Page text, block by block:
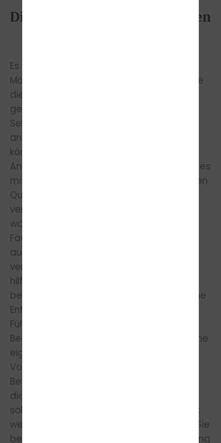
Die unterschiedlichen Formen
Es gibt heutzutage verschiedene
Möglichkeiten einer MPU-Vorbereitung, wie
die der Gruppenmaßnahmen. Dazu
gehören unter anderem die
Selbsthilfegruppen oder auch die
angeleiteten Gruppen. Darüber hinaus
können ebenfalls Einzelberatungen in
Anspruch genommen werden. Dafür gibt es
mittlerweile Anbieter mit einer spezifischen
Qualifizierung. Da sich die MPU auf
verschiedene Bereiche erstreckt, sollten
während der MPU-Vorbereitung all diese
Facetten abgedeckt werden. So können
auch die verschiedenen Formen der
verkehrspsychologischen Therapie sehr
hilfreich sein. Eines sollte sich dabei
bewusst gemacht werden; Die MPU ist eine
Entscheidungshilfe für
Führerscheinangelegenheiten. Von den
Begutachtungsstellen werden jedoch keine
eigenen MPU-Beratungen oder MPU-
Vorbereitungen angeboten. Jeder
Betroffene muss sich daher selbst um
diese Möglichkeiten bemühen. Dennoch
sollte auf diese Option niemals verzichtet
werden. Ob nun Basis- oder Intensivkurs; Sie
bekommen während der MPU-Vorbereitung